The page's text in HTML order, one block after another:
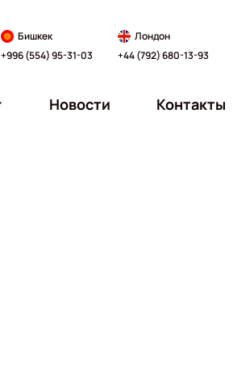
Бишкек
+996 (554) 95-31-03
Лондон
+44 (792) 680-13-93
Новости Контакты